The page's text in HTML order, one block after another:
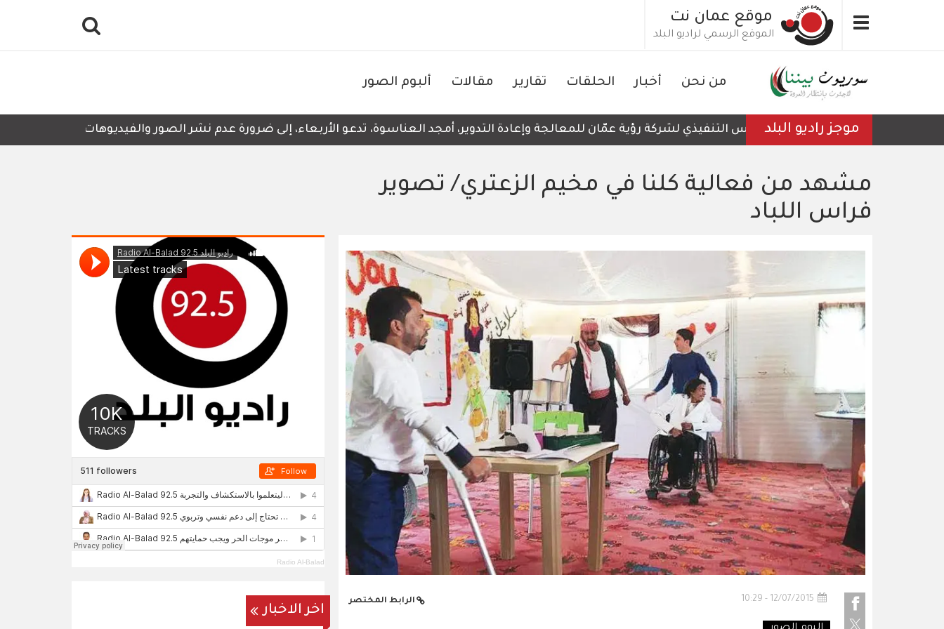
Toggle
navigation
موقع عمان نت
الموقع الرسمي لراديو البلد
من نحن أخبار الحلقات تقارير مقالات ألبوم الصور
موجز راديو البلدالرئيس التنفيذي لشركة رؤية عمّان للمعالجة وإعادة التدوير، أمجد العناسوة، تدعو الأربعاء، إلى ضرورة عدم نشر الصور والفيديوهات التي لا تحتوي على
مشهد من فعالية كلنا في مخيم الزعتري/ تصوير
فراس اللباد
12/07/2015 - 10:29 الرابط المختصر
Radio Al-Balad
اخر الاخبار